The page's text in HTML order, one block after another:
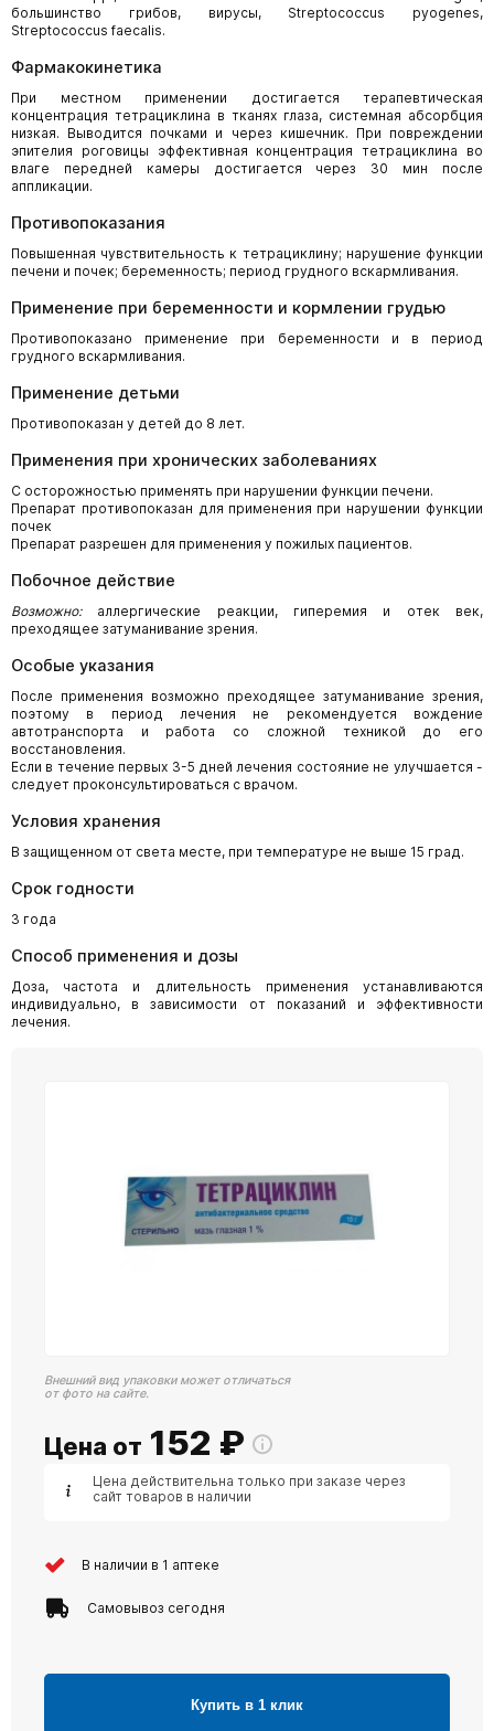
большинство грибов, вирусы, Streptococcus pyogenes,
Streptococcus faecalis.
Фармакокинетика
При местном применении достигается терапевтическая
концентрация тетрациклина в тканях глаза, системная абсорбция
низкая. Выводится почками и через кишечник. При повреждении
эпителия роговицы эффективная концентрация тетрациклина во
влаге передней камеры достигается через 30 мин после
аппликации.
Противопоказания
Повышенная чувствительность к тетрациклину; нарушение функции
печени и почек; беременность; период грудного вскармливания.
Применение при беременности и кормлении грудью
Противопоказано применение при беременности и в период
грудного вскармливания.
Применение детьми
Противопоказан у детей до 8 лет.
Применения при хронических заболеваниях
С осторожностью применять при нарушении функции печени.
Препарат противопоказан для применения при нарушении функции
почек
Препарат разрешен для применения у пожилых пациентов.
Побочное действие
Возможно: аллергические реакции, гиперемия и отек век,
преходящее затуманивание зрения.
Особые указания
После применения возможно преходящее затуманивание зрения,
поэтому в период лечения не рекомендуется вождение
автотранспорта и работа со сложной техникой до его
восстановления.
Если в течение первых 3-5 дней лечения состояние не улучшается -
следует проконсультироваться с врачом.
Условия хранения
В защищенном от света месте, при температуре не выше 15 град.
Срок годности
3 года
Способ применения и дозы
Доза, частота и длительность применения устанавливаются
индивидуально, в зависимости от показаний и эффективности
лечения.
Внешний вид упаковки может отличаться
от фото на сайте.
Цена от 152 ₽
Цена действительна только при заказе через
сайт товаров в наличии
В наличии в 1 аптеке
Самовывоз сегодня
Купить в 1 клик